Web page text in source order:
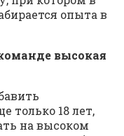
опыта в
высокая
только 18 лет,
на высоком